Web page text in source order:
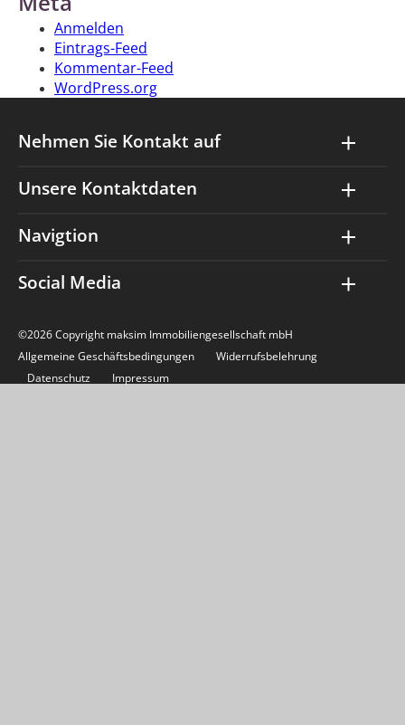
Anmelden
Eintrags-Feed
Kommentar-Feed
WordPress.org
Nehmen Sie Kontakt auf
Unsere Kontaktdaten
Navigtion
Social Media
©2026 Copyright maksim Immobiliengesellschaft mbH
Allgemeine Geschäftsbedingungen
Widerrufsbelehrung
Datenschutz
Impressum